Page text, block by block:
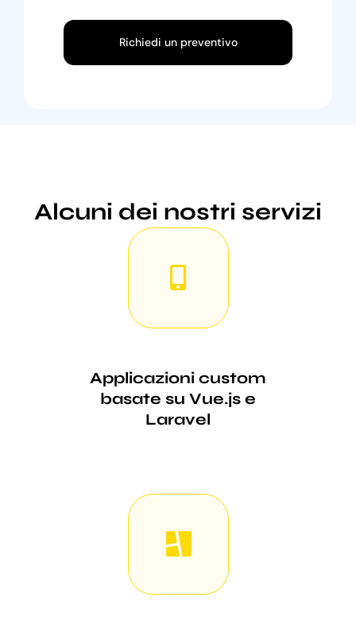
Richiedi un preventivo
Alcuni dei nostri servizi
Applicazioni custom
basate su Vue.js e
Laravel